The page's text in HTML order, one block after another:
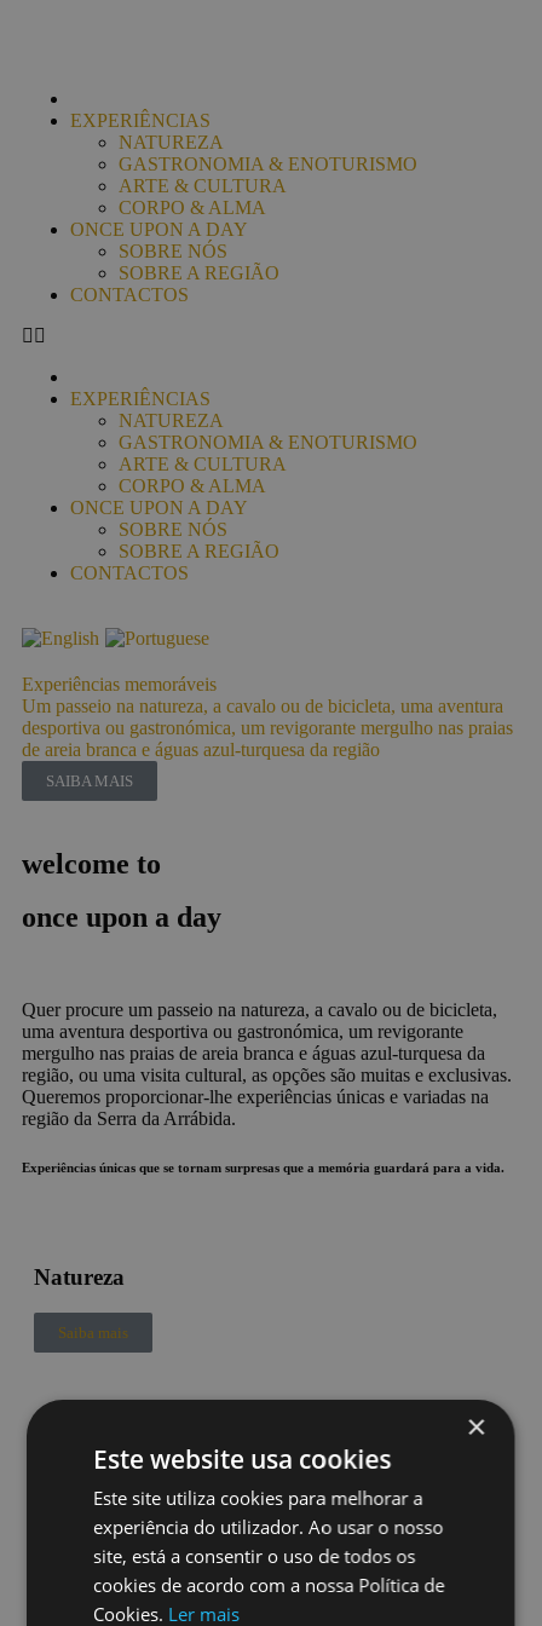
EXPERIÊNCIAS
NATUREZA
GASTRONOMIA & ENOTURISMO
ARTE & CULTURA
CORPO & ALMA
ONCE UPON A DAY
SOBRE NÓS
SOBRE A REGIÃO
CONTACTOS
EXPERIÊNCIAS
NATUREZA
GASTRONOMIA & ENOTURISMO
ARTE & CULTURA
CORPO & ALMA
ONCE UPON A DAY
SOBRE NÓS
SOBRE A REGIÃO
CONTACTOS
Experiências memoráveis
Um passeio na natureza, a cavalo ou de bicicleta, uma aventura
desportiva ou gastronómica, um revigorante mergulho nas praias
de areia branca e águas azul-turquesa da região
SAIBA MAIS
welcome to
once upon a day
Quer procure um passeio na natureza, a cavalo ou de bicicleta,
uma aventura desportiva ou gastronómica, um revigorante
mergulho nas praias de areia branca e águas azul-turquesa da
região, ou uma visita cultural, as opções são muitas e exclusivas.
Queremos proporcionar-lhe experiências únicas e variadas na
região da Serra da Arrábida.
Experiências únicas que se tornam surpresas que a memória guardará para a vida.
Natureza
Saiba mais
& enoturismo
×
Este website usa cookies
Este site utiliza cookies para melhorar a
experiência do utilizador. Ao usar o nosso
site, está a consentir o uso de todos os
cookies de acordo com a nossa Política de
Cookies. Ler mais